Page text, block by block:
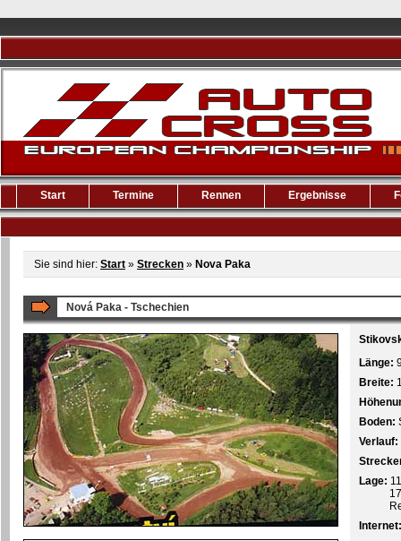
Start Termine Rennen Ergebnisse
Sie sind hier: Start » Strecken » Nova Paka
Nová Paka - Tschechien
Länge:
Breite:
Boden:
Verlauf:
Lage: